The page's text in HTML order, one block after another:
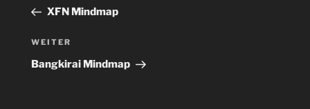
Beitrag
XFN Mindmap
Nächster
Beitrag
WEITER
Bangkirai Mindmap